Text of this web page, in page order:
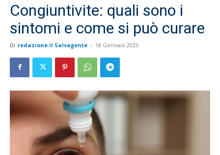
Congiuntivite: quali sono i
sintomi e come si può curare
Di redazione il Salvagente - 18 Gennaio 2023